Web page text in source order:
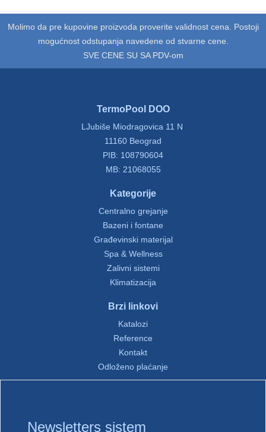
Molimo da pre kupovine proizvoda proverite validnost cena. Postoji
mogućnost odstupanja navedene od stvarne cene.
SVE CENE SU SA PDV-om
TermoPool DOO
LJubiše Miodragovica 11 N
11160 Beograd
PIB: 108790604
MB: 21068055
Kategorije
Centralno grejanje
Bazeni i fontane
Građevinski materijal
Spa & Wellness
Zalivni sistemi
Klimatizacija
Brzi linkovi
Katalozi
Reference
Kontakt
Odloženo plaćanje
Newsletters sistem